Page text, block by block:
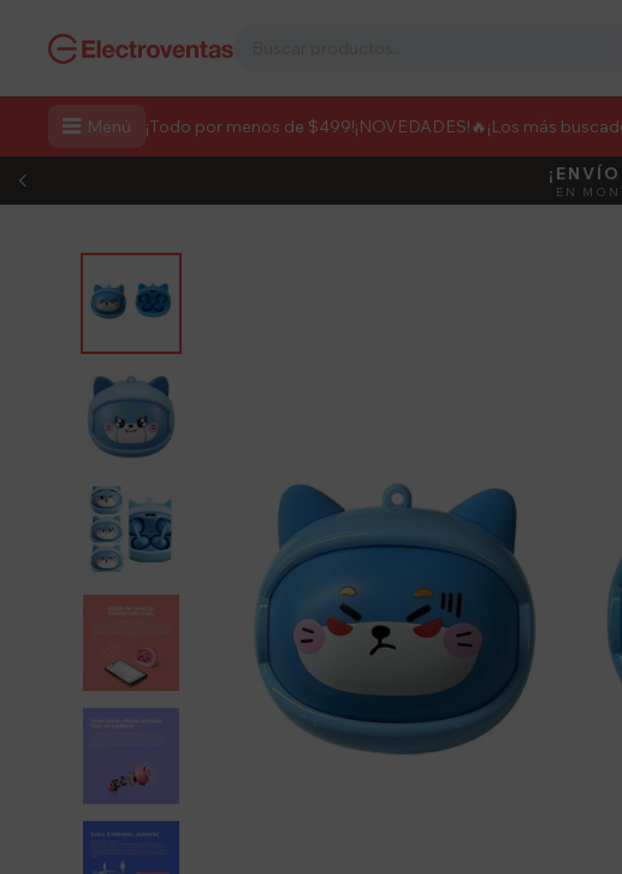
 Menú ¡Todo por menos de $499!¡NOVEDADES! 🔥¡Los más
EN